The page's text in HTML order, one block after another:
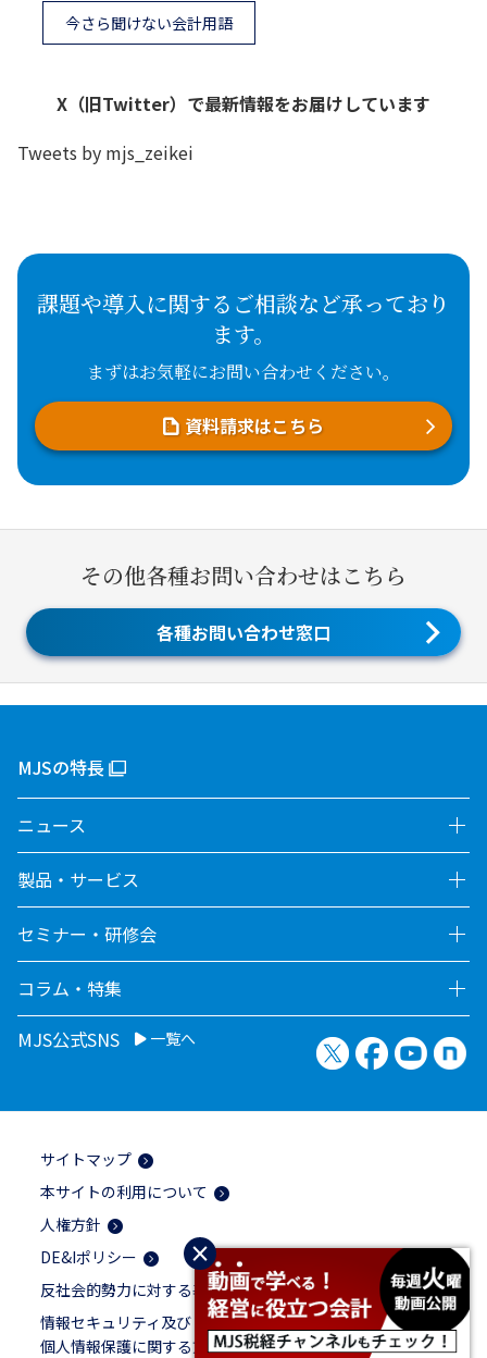
今さら聞けない会計用語
×
X（旧Twitter）で最新情報をお届けしています
Tweets by mjs_zeikei
課題や導入に関するご相談など承っており
ます。
まずはお気軽にお問い合わせください。
資料請求はこちら
その他各種お問い合わせはこちら
各種お問い合わせ窓口
MJSの特長
ニュース
製品・サービス
セミナー・研修会
コラム・特集
MJS公式SNS
一覧へ X（旧Twitter）
Facebook
サイトマップ
本サイトの利用について
人権方針
DE&Iポリシー
反社会的勢力に対する基本方針
情報セキュリティ及び
個人情報保護に関する方針